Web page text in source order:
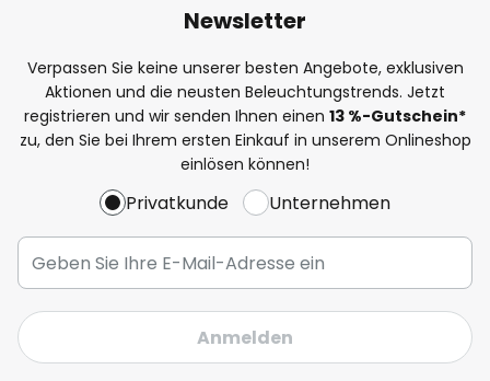
Newsletter
Verpassen Sie keine unserer besten Angebote, exklusiven
Aktionen und die neusten Beleuchtungstrends. Jetzt
registrieren und wir senden Ihnen einen 13 %-Gutschein*
zu, den Sie bei Ihrem ersten Einkauf in unserem Onlineshop
einlösen können!
Privatkunde Unternehmen
Anmelden